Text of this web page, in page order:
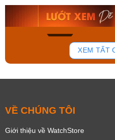
178
Mua ngay
XEM TẤT
VỀ CHÚNG TÔI
Giới thiệu về WatchStore